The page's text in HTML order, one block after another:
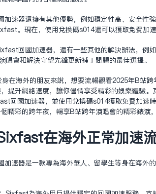
加速器还拥有其他优势，例如稳定性高、安全性
。现在，使用兑换码s014还可以获取免费加
回国加速器，还有一些其他的解决办法，例
唱会和解决守望先锋更新补丁问题的最佳选择。
在海外的朋友来说，想要流畅观看2025年B站
提升网络速度，让你尽情享受精彩的娱乐体验
回国加速器，并使用兑换码s014获取免费加
精彩的跨年夜，畅享B站跨年演唱会的精彩表演
在海外正常加速
速器‌是一款专为海外华人、留学生等身在海外